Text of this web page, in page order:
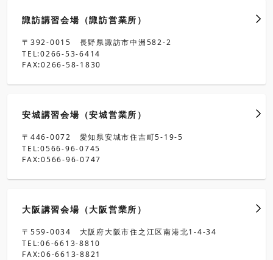
諏訪講習会場（諏訪営業所）
〒392-0015 長野県諏訪市中洲582-2
TEL:0266-53-6414
FAX:0266-58-1830
安城講習会場（安城営業所）
〒446-0072 愛知県安城市住吉町5-19-5
TEL:0566-96-0745
FAX:0566-96-0747
大阪講習会場（大阪営業所）
〒559-0034 大阪府大阪市住之江区南港北1-4-34
TEL:06-6613-8810
FAX:06-6613-8821